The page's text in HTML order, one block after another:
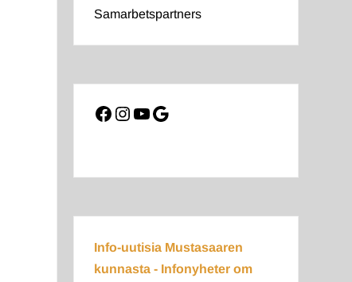
Samarbetspartners
Facebook
Instagram
YouTube
Google
Info-uutisia Mustasaaren
kunnasta - Infonyheter om